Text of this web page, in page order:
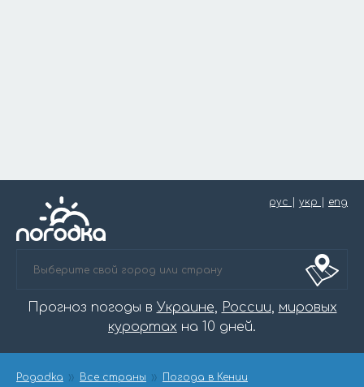
рус укр eng
Прогноз погоды в Украине, России, мировых
курортах на 10 дней.
Pogodka Все страны
Погода в Кении